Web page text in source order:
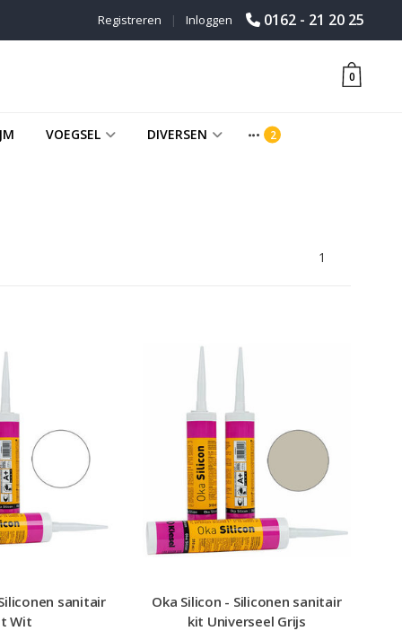
0162 - 21 20 25
Inloggen
|
Registreren
0
VOEGSEL DIVERSEN
1
sanitair
Wit
Oka Silicon - Siliconen sanitair
kit Universeel Grijs